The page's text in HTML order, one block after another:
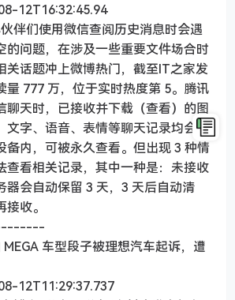
12T16:32:45.94
伴们使用微信查阅历史消息时会遇
的问题，在涉及一些重要文件场合时
关话题冲上微博热门，截至IT之家发
量 777 万，位于实时热度第 5。腾讯
聊天时，已接收并下载（查看）的图
文字、语音、表情等聊天记录均会被
备内，可被永久查看。但出现 3 种情
查看相关记录，其中一种是：未接收
器会自动保留 3 天，3 天后自动清
收。
车型段子被理想汽车起诉，遭
12T11:29:37.737